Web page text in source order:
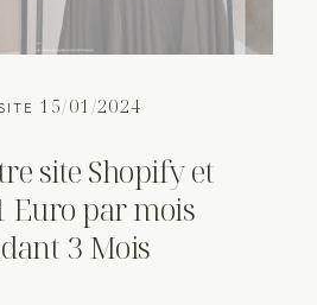
15/01/2024
site Shopify et
Euro par mois
3 Mois